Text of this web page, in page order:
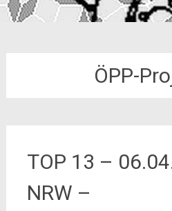
ÖPP-
TOP 13 –
NRW –